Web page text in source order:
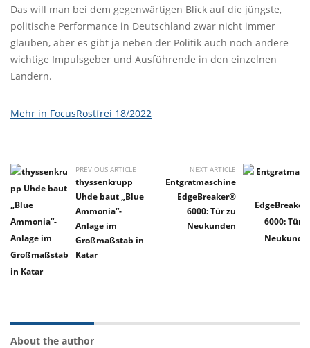
Das will man bei dem gegenwärtigen Blick auf die jüngste,
politische Performance in Deutschland zwar nicht immer
glauben, aber es gibt ja neben der Politik auch noch andere
wichtige Impulsgeber und Ausführende in den einzelnen
Ländern.
Mehr in FocusRostfrei 18/2022
PREVIOUS ARTICLE
thyssenkrupp
Uhde baut „Blue
Ammonia“-
Anlage im
Großmaßstab in
Katar
NEXT ARTICLE
Entgratmaschine
EdgeBreaker®
6000: Tür zu
Neukunden
About the author